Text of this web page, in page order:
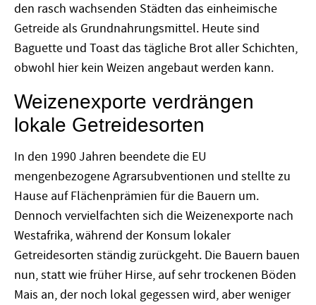
den rasch wachsenden Städten das einheimische
Getreide als Grundnahrungsmittel. Heute sind
Baguette und Toast das tägliche Brot aller Schichten,
obwohl hier kein Weizen angebaut werden kann.
Weizenexporte verdrängen
lokale Getreidesorten
In den 1990 Jahren beendete die EU
mengenbezogene Agrarsubventionen und stellte zu
Hause auf Flächenprämien für die Bauern um.
Dennoch vervielfachten sich die Weizenexporte nach
Westafrika, während der Konsum lokaler
Getreidesorten ständig zurückgeht. Die Bauern bauen
nun, statt wie früher Hirse, auf sehr trockenen Böden
Mais an, der noch lokal gegessen wird, aber weniger